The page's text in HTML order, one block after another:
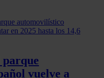
parque
vuelve a